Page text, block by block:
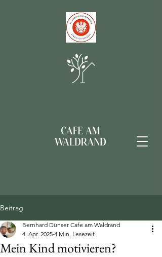
Beitrag
Mein Kind motivieren?
Bernhard Dünser Cafe am Waldrand
4. Apr. 2025 4 Min. Lesezeit